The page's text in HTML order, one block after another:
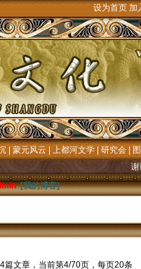
设为首页 加
蒙元风云 上都河文学 研究会
谢
[我的博客]
篇文章，当前第4/70页，每页20条